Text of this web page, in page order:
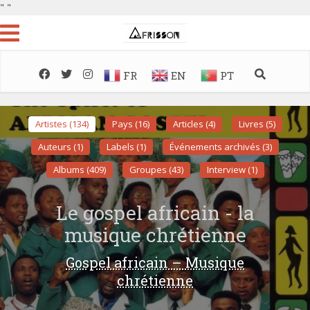
" "
FR EN PT
Artistes (134) Pays (16) Articles (4)
Livres (5)
Auteurs (1)
Labels (1)
Événements archivés (3)
Albums (409)
Groupes (43) Interview (1)
Le gospel africain - la
musique chrétienne
Gospel africain – Musique
chrétienne